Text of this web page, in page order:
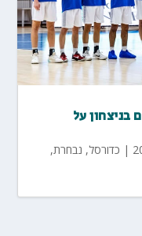
בניצחון על
| כדורסל, נבחרת,